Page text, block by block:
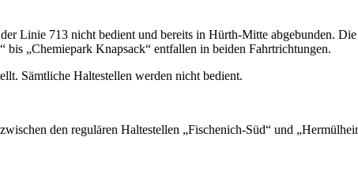
Linie 713 nicht bedient und bereits in Hürth-Mitte abgebunden.
„Chemiepark Knapsack“ entfallen in beiden Fahrtrichtungen.
Sämtliche Haltestellen werden nicht bedient.
den regulären Haltestellen „Fischenich-Süd“ und